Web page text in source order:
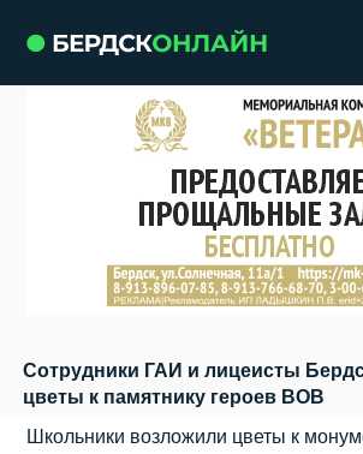
Сотрудники ГАИ и лицеисты
цветы к памятнику героев ВОВ
Школьники возложили цветы к